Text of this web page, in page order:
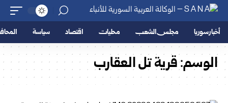
أخبار سوريا مجلس الشعب محليات اقتصاد سياسة
الوسم:قرية تل العقارب